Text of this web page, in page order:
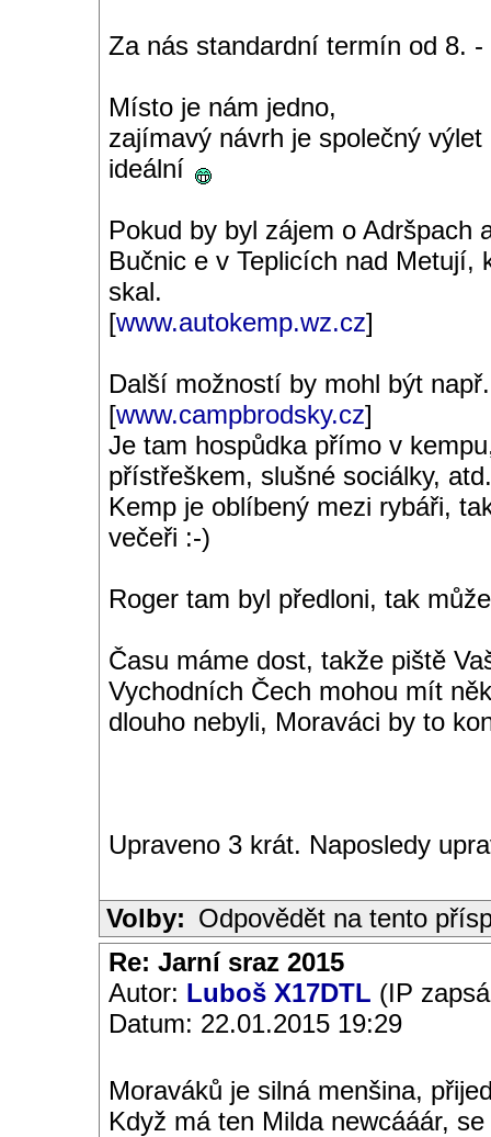
Za nás standardní termín od 8. -
Místo je nám jedno,
zajímavý návrh je společný
ideální
Pokud by byl zájem o Adršpach
Bučnic e v Teplicích nad
skal.
[www.autokemp.wz.cz]
Další možností by mohl být
[www.campbrodsky.cz]
Je tam hospůdka přímo v
přístřeškem, slušné sociálky, atd.
Kemp je oblíbený mezi rybáři,
večeři :-)
Roger tam byl předloni, tak
Času máme dost, takže piště
Vychodních Čech mohou mít
dlouho nebyli, Moraváci by to
Upraveno 3 krát. Naposledy
Volby: Odpovědět na tento
Re: Jarní sraz 2015
Autor: Luboš X17DTL (IP
Datum: 22.01.2015 19:29
Moraváků je silná menšina,
Když má ten Milda newcááár,